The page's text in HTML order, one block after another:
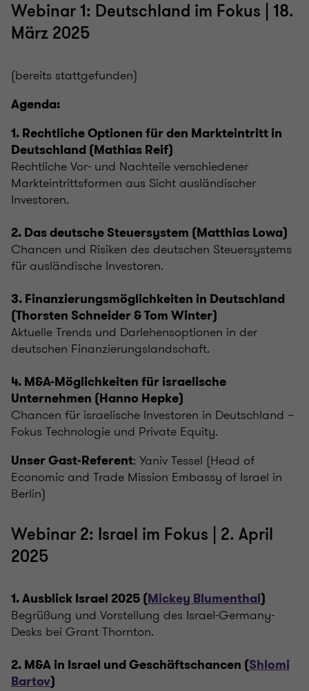
Webinar 1: Deutschland im Fokus | 18.
März 2025
(bereits stattgefunden)
Agenda:
1. Rechtliche Optionen für den Markteintritt in
Deutschland (Mathias Reif)
Rechtliche Vor- und Nachteile verschiedener
Markteintrittsformen aus Sicht ausländischer
Investoren.
2. Das deutsche Steuersystem (Matthias Lowa)
Chancen und Risiken des deutschen Steuersystems
für ausländische Investoren.
3. Finanzierungsmöglichkeiten in Deutschland
(Thorsten Schneider & Tom Winter)
Aktuelle Trends und Darlehensoptionen in der
deutschen Finanzierungslandschaft.
4. M&A-Möglichkeiten für israelische
Unternehmen (Hanno Hepke)
Chancen für israelische Investoren in Deutschland –
Fokus Technologie und Private Equity.
Unser Gast-Referent: Yaniv Tessel (Head of
Economic and Trade Mission Embassy of Israel in
Berlin)
Webinar 2: Israel im Fokus | 2. April
2025
1. Ausblick Israel 2025 (Mickey Blumenthal)
Begrüßung und Vorstellung des Israel-Germany-
Desks bei Grant Thornton.
2. M&A in Israel und Geschäftschancen (Shlomi
Bartov)